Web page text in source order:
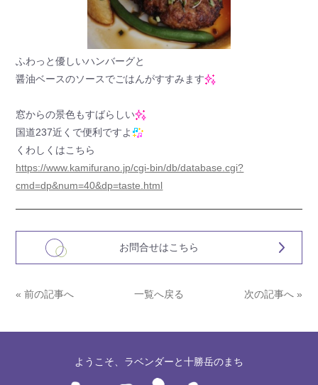
ふわっと優しいハンバーグと
醤油ベースのソースでごはんがすすみます
窓からの景色もすばらしい
国道237近くで便利ですよ
くわしくはこちら
https://www.kamifurano.jp/cgi-bin/db/database.cgi?
cmd=dp&num=40&dp=taste.html
お問合せはこちら
« 前の記事へ 一覧へ戻る 次の記事へ »
ようこそ、ラベンダーと十勝岳のまち